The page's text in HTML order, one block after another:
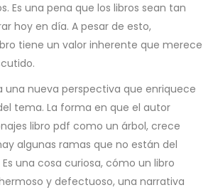
Es una pena que los libros sean tan
hoy en día. A pesar de esto,
tiene un valor inherente que merece
una nueva perspectiva que enriquece
tema. La forma en que el autor
libro pdf como un árbol, crece
algunas ramas que no están del
una cosa curiosa, cómo un libro
y defectuoso, una narrativa